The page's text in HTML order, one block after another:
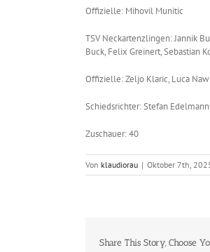
Offizielle: Mihovil Munitic
TSV Neckartenzlingen: Jannik
Buck, Felix Greinert, Sebastian
Offizielle: Zeljo Klaric, Luca
Schiedsrichter: Stefan Edelmann
Zuschauer: 40
Von klaudiorau | Oktober 7th,
Share This Story, Choose